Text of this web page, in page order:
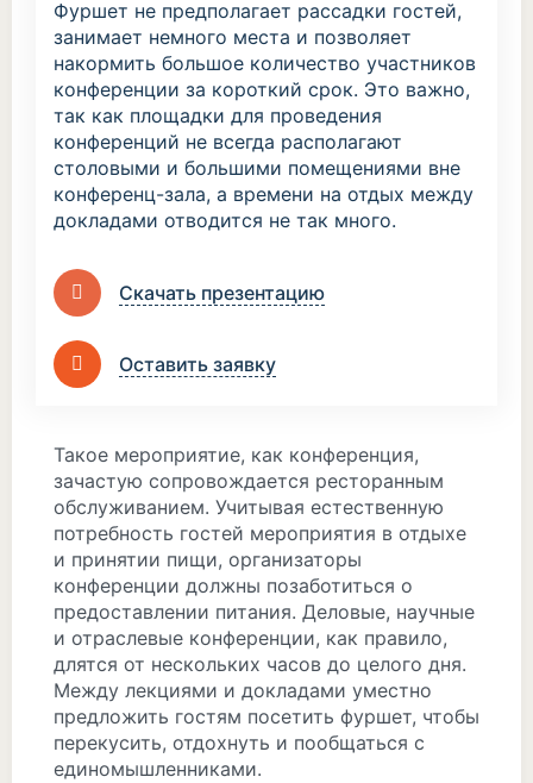
Фуршет не предполагает рассадки гостей,
занимает немного места и позволяет
накормить большое количество участников
конференции за короткий срок. Это важно,
так как площадки для проведения
конференций не всегда располагают
столовыми и большими помещениями вне
конференц-зала, а времени на отдых между
докладами отводится не так много.
Скачать презентацию
Оставить заявку
Такое мероприятие, как конференция,
зачастую сопровождается ресторанным
обслуживанием. Учитывая естественную
потребность гостей мероприятия в отдыхе
и принятии пищи, организаторы
конференции должны позаботиться о
предоставлении питания. Деловые, научные
и отраслевые конференции, как правило,
длятся от нескольких часов до целого дня.
Между лекциями и докладами уместно
предложить гостям посетить фуршет, чтобы
перекусить, отдохнуть и пообщаться с
единомышленниками.